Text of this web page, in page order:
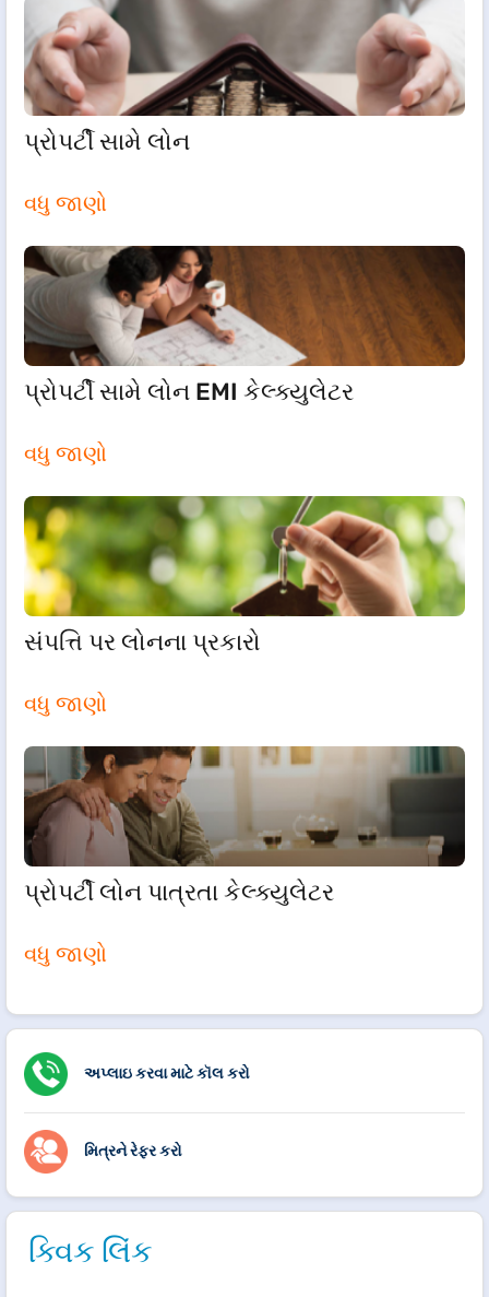
પ્રોપર્ટી સામે લોન
વધુ જાણો
પ્રોપર્ટી સામે લોન EMI કેલ્ક્યુલેટર
વધુ જાણો
સંપત્તિ પર લોનના પ્રકારો
વધુ જાણો
પ્રોપર્ટી લોન પાત્રતા કેલ્ક્યુલેટર
વધુ જાણો
અપ્લાઇ કરવા માટે કૉલ કરો
મિત્રને રેફર કરો
ક્વિક લિંક